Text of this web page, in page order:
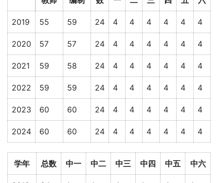
2019 55 59 24 4 4 4 4 4 4
2020 57 57 24 4 4 4 4 4 4
2021 59 58 24 4 4 4 4 4 4
2022 59 59 24 4 4 4 4 4 4
2023 60 60 24 4 4 4 4 4 4
2024 60 60 24 4 4 4 4 4 4
学年 总数 中一 中二 中三 中四 中五 中六